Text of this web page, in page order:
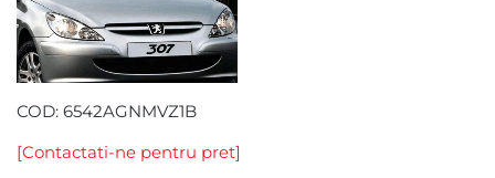
COD: 6542AGNMVZ1B
[Contactati-ne pentru pret]